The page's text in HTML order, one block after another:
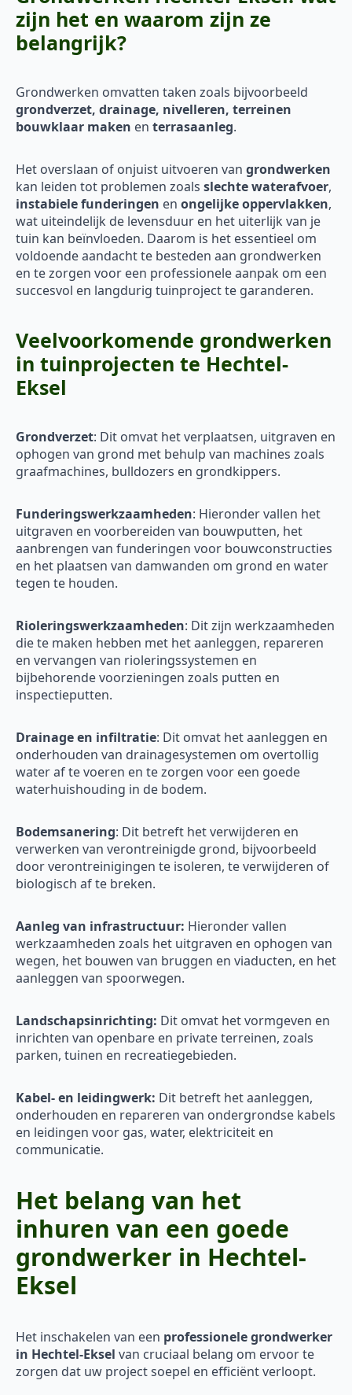
zijn het en waarom zijn ze
belangrijk?
Grondwerken omvatten taken zoals bijvoorbeeld
grondverzet, drainage, nivelleren, terreinen
bouwklaar maken en terrasaanleg.
Het overslaan of onjuist uitvoeren van grondwerken
kan leiden tot problemen zoals slechte waterafvoer,
instabiele funderingen en ongelijke oppervlakken,
wat uiteindelijk de levensduur en het uiterlijk van je
tuin kan beïnvloeden. Daarom is het essentieel om
voldoende aandacht te besteden aan grondwerken
en te zorgen voor een professionele aanpak om een
succesvol en langdurig tuinproject te garanderen.
Veelvoorkomende grondwerken
in tuinprojecten te Hechtel-
Eksel
Grondverzet: Dit omvat het verplaatsen, uitgraven en
ophogen van grond met behulp van machines zoals
graafmachines, bulldozers en grondkippers.
Funderingswerkzaamheden: Hieronder vallen het
uitgraven en voorbereiden van bouwputten, het
aanbrengen van funderingen voor bouwconstructies
en het plaatsen van damwanden om grond en water
tegen te houden.
Rioleringswerkzaamheden: Dit zijn werkzaamheden
die te maken hebben met het aanleggen, repareren
en vervangen van rioleringssystemen en
bijbehorende voorzieningen zoals putten en
inspectieputten.
Drainage en infiltratie: Dit omvat het aanleggen en
onderhouden van drainagesystemen om overtollig
water af te voeren en te zorgen voor een goede
waterhuishouding in de bodem.
Bodemsanering: Dit betreft het verwijderen en
verwerken van verontreinigde grond, bijvoorbeeld
door verontreinigingen te isoleren, te verwijderen of
biologisch af te breken.
Aanleg van infrastructuur: Hieronder vallen
werkzaamheden zoals het uitgraven en ophogen van
wegen, het bouwen van bruggen en viaducten, en het
aanleggen van spoorwegen.
Landschapsinrichting: Dit omvat het vormgeven en
inrichten van openbare en private terreinen, zoals
parken, tuinen en recreatiegebieden.
Kabel- en leidingwerk: Dit betreft het aanleggen,
onderhouden en repareren van ondergrondse kabels
en leidingen voor gas, water, elektriciteit en
communicatie.
Het belang van het
inhuren van een goede
grondwerker in Hechtel-
Eksel
Het inschakelen van een professionele grondwerker
in Hechtel-Eksel van cruciaal belang om ervoor te
zorgen dat uw project soepel en efficiënt verloopt.